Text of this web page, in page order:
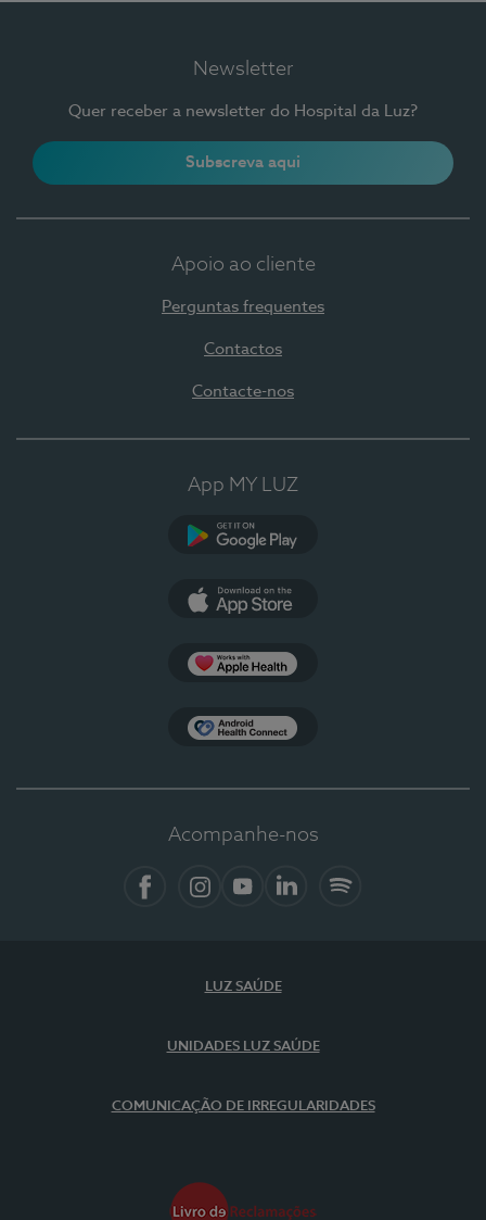
Newsletter
Quer receber a newsletter do Hospital da Luz?
Subscreva aqui
Apoio ao cliente
Perguntas frequentes
Contactos
Contacte-nos
App MY LUZ
Acompanhe-nos
LUZ SAÚDE
UNIDADES LUZ SAÚDE
COMUNICAÇÃO DE IRREGULARIDADES